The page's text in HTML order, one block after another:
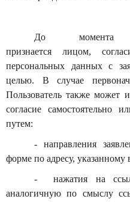
До момента
признается лицом,
персональных данных с
целью. В случае
Пользователь также может
согласие самостоятельно
путем:
- направления
форме по адресу, указанному
- нажатия на
аналогичную по смыслу